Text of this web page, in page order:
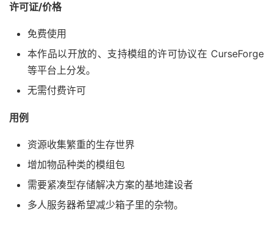
许可证/价格
免费使用
本作品以开放的、支持模组的许可协议在 CurseForge
等平台上分发。
无需付费许可
用例
资源收集繁重的生存世界
增加物品种类的模组包
需要紧凑型存储解决方案的基地建设者
多人服务器希望减少箱子里的杂物。